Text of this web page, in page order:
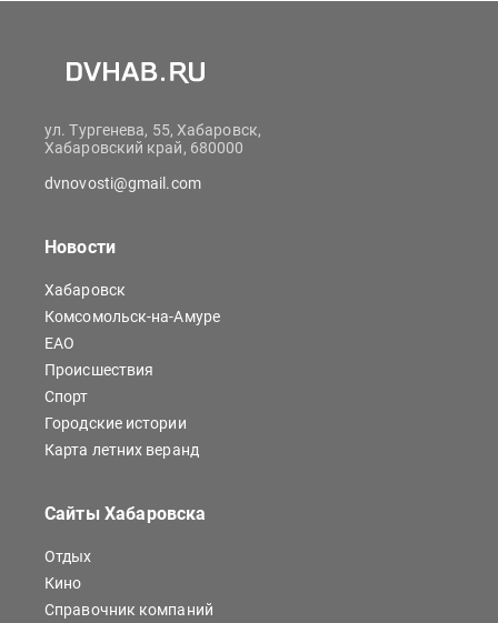
ул. Тургенева, 55, Хабаровск,
Хабаровский край, 680000
dvnovosti@gmail.com
Новости
Хабаровск
Комсомольск-на-Амуре
ЕАО
Происшествия
Спорт
Городские истории
Карта летних веранд
Сайты Хабаровска
Отдых
Кино
Справочник компаний